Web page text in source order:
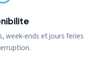
week-ends et jours feries